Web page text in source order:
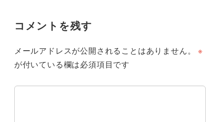
コメントを残す
メールアドレスが公開されることはありません。
※
が付いている欄は必須項目です